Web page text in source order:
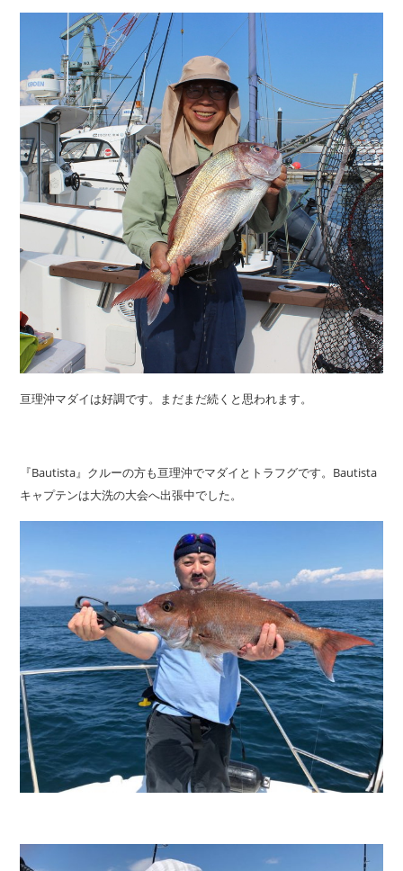
亘理沖マダイは好調です。まだまだ続くと思われます。
『Bautista』クルーの方も亘理沖でマダイとトラフグです。Bautista
キャプテンは大洗の大会へ出張中でした。